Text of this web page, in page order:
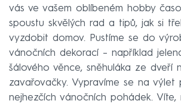
vás ve vašem oblíbeném hobby
spoustu skvělých rad a tipů, jak si
vyzdobit domov. Pustíme se do
vánočních dekorací – například
šálového věnce, sněhuláka ze dveří
zavařovačky. Vypravíme se na
nejhezčích vánočních pohádek. Víte,